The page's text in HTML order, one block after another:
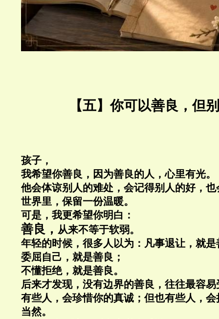
【五】你可以善良，但别
孩子，
我希望你善良 ， 因为善良的人，心里有光。
他会体谅别人的难处，会记得别人的好，
世界里，保留一份温暖。
可是，我更希望你明白：
善良， 从来不等于软弱。
年轻的时候，很多人以为：凡事退让，就是
委屈自己，就是善良；
不懂拒绝，就是善良。
后来才发现，没有边界的善良，往往最容易
有些人，会珍惜你的真诚；但也有些人，
当然。